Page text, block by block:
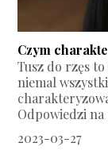
Czym
Tusz do rzęs
niemal
Odpowiedzi na
2023-03-27